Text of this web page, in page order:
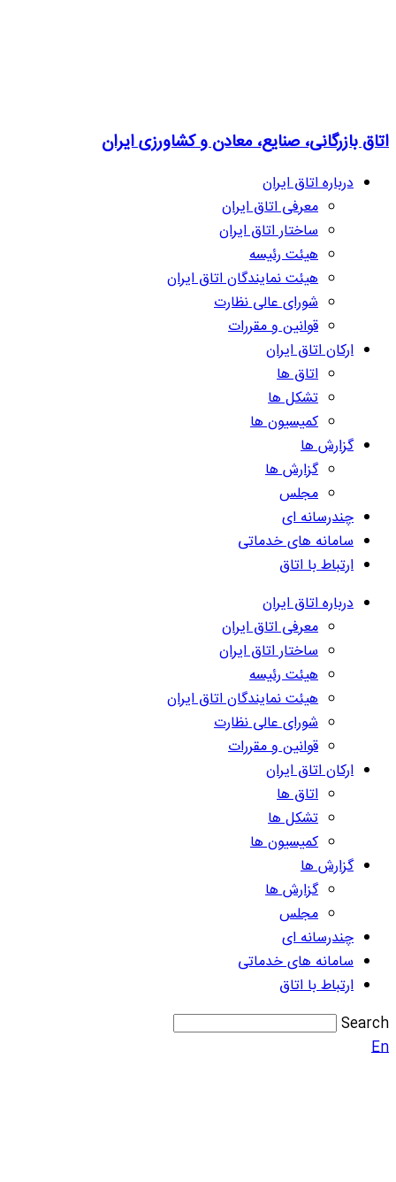
اتاق بازرگانی، صنایع، معادن و کشاورزی ایران
درباره اتاق ایران
معرفی اتاق ایران
ساختار اتاق ایران
هیئت رئیسه
هیئت نمایندگان اتاق ایران
شورای عالی نظارت
قوانین و مقررات
ارکان اتاق ایران
اتاق ها
تشکل ها
کمیسیون ها
گزارش ها
گزارش ها
مجلس
چندرسانه ای
سامانه های خدماتی
ارتباط با اتاق
درباره اتاق ایران
معرفی اتاق ایران
ساختار اتاق ایران
هیئت رئیسه
هیئت نمایندگان اتاق ایران
شورای عالی نظارت
قوانین و مقررات
ارکان اتاق ایران
اتاق ها
تشکل ها
کمیسیون ها
گزارش ها
گزارش ها
مجلس
چندرسانه ای
سامانه های خدماتی
ارتباط با اتاق
Search
En